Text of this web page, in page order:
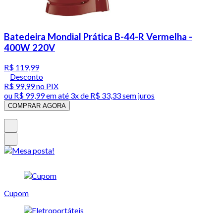
Batedeira Mondial Prática B-44-R Vermelha -
400W 220V
R$ 119,99
Desconto
R$ 99,99no PIX
ou R$ 99,99em até 3x de R$ 33,33 sem juros
COMPRAR AGORA
Cupom